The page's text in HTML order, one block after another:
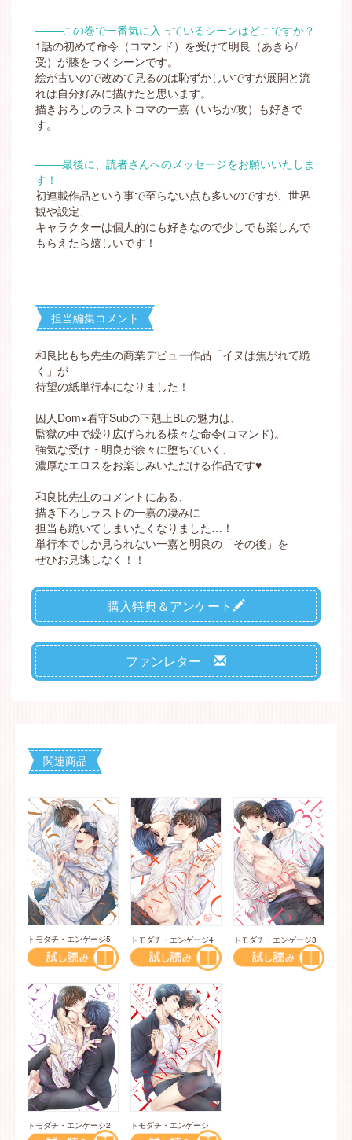
―――この巻で一番気に入っているシーンはどこですか？
1話の初めて命令（コマンド）を受けて明良（あきら/
受）が膝をつくシーンです。
絵が古いので改めて見るのは恥ずかしいですが展開と流
れは自分好みに描けたと思います。
描きおろしのラストコマの一嘉（いちか/攻）も好きで
す。
―――最後に、読者さんへのメッセージをお願いいたしま
す！
初連載作品という事で至らない点も多いのですが、世界
観や設定、
キャラクターは個人的にも好きなので少しでも楽しんで
もらえたら嬉しいです！
担当編集コメント
和良比もち先生の商業デビュー作品「イヌは焦がれて跪
く」が
待望の紙単行本になりました！
囚人Dom×看守Subの下剋上BLの魅力は、
監獄の中で繰り広げられる様々な命令(コマンド)。
強気な受け・明良が徐々に堕ちていく、
濃厚なエロスをお楽しみいただける作品です♥
和良比先生のコメントにある、
描き下ろしラストの一嘉の凄みに
担当も跪いてしまいたくなりました…！
単行本でしか見られない一嘉と明良の「その後」を
ぜひお見逃しなく！！
購入特典＆アンケート
ファンレター
関連商品
トモダチ・エンゲージ5 トモダチ・エンゲージ4 トモダチ・エンゲージ3
トモダチ・エンゲージ2 トモダチ・エンゲージ